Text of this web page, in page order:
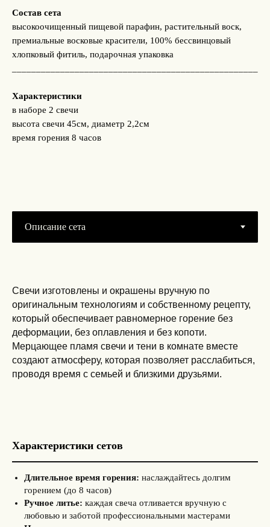
Состав сета
высокоочищенный пищевой парафин, растительный воск,
премиальные восковые красители, 100% бессвинцовый
хлопковый фитиль, подарочная упаковка
Характеристики
в наборе 2 свечи
высота свечи 45см, диаметр 2,2см
время горения 8 часов
Свечи изготовлены и окрашены вручную по
оригинальным технологиям и собственному рецепту,
который обеспечивает равномерное горение без
деформации, без оплавления и без копоти.
Мерцающее пламя свечи и тени в комнате вместе
создают атмосферу, которая позволяет расслабиться,
проводя время с семьей и близкими друзьями.
Характеристики сетов
Длительное время горения: наслаждайтесь долгим
горением (до 8 часов)
Ручное литье: каждая свеча отливается вручную с
любовью и заботой профессиональными мастерами